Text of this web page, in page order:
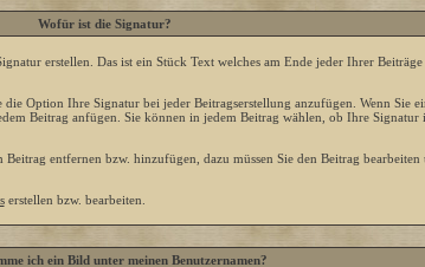
Wofür ist die Signatur?
erstellen. Das ist ein Stück Text welches am Ende jeder Ihrer
Option Ihre Signatur bei jeder Beitragserstellung anzufügen. Wenn Sie
Beitrag anfügen. Sie können in jedem Beitrag wählen, ob Ihre Signatur
entfernen bzw. hinzufügen, dazu müssen Sie den Beitrag bearbeiten
erstellen bzw. bearbeiten.
ich ein Bild unter meinen Benutzernamen?